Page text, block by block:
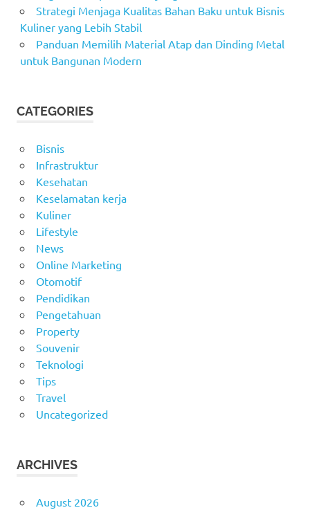
Strategi Menjaga Kualitas Bahan Baku untuk Bisnis
Kuliner yang Lebih Stabil
Panduan Memilih Material Atap dan Dinding Metal
untuk Bangunan Modern
CATEGORIES
Bisnis
Infrastruktur
Kesehatan
Keselamatan kerja
Kuliner
Lifestyle
News
Online Marketing
Otomotif
Pendidikan
Pengetahuan
Property
Souvenir
Teknologi
Tips
Travel
Uncategorized
ARCHIVES
August 2026